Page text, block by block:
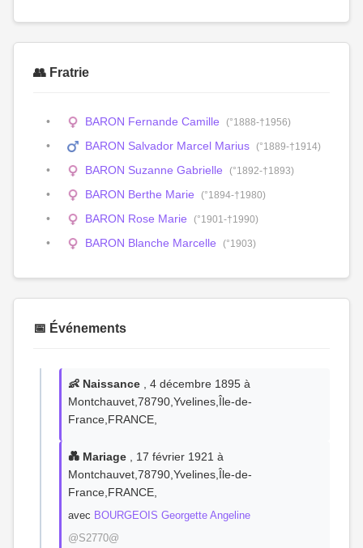
👥 Fratrie
BARON Fernande Camille (°1888-†1956)
BARON Salvador Marcel Marius (°1889-†1914)
BARON Suzanne Gabrielle (°1892-†1893)
BARON Berthe Marie (°1894-†1980)
BARON Rose Marie (°1901-†1990)
BARON Blanche Marcelle (°1903)
📅 Événements
👶 Naissance , 4 décembre 1895 à
Montchauvet,78790,Yvelines,Île-de-
France,FRANCE,
💑 Mariage , 17 février 1921 à
Montchauvet,78790,Yvelines,Île-de-
France,FRANCE,
avec BOURGEOIS Georgette Angeline
@S2770@